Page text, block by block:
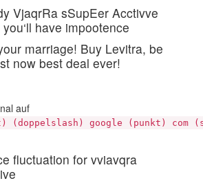
VjaqrRa sSupEer Acctivve
have impootence
marriage! Buy Levitra, be
now best deal ever!
auf
(doppelslash) google (punkt)
fluctuation for vviavqra